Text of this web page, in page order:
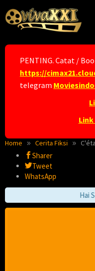
to
content
PENTING. Catat /
https://
telegram
Link
Home Cerita Fiksi
Sharer
Tweet
WhatsApp
Hai